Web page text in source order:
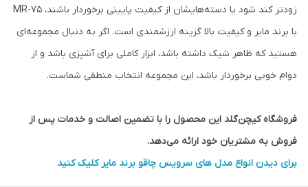
زودتر کند شود یا دسته‌هایشان از کیفیت پایینی برخوردار باشند، MR-75
با برند مایر و کیفیت بالا گزینه ارزشمندی است. اگر به دنبال مجموعه‌ای
هستید که ظاهر شیک داشته باشد، ابزار کاملی برای آشپزی باشد و از
دوام خوبی برخوردار باشد، این مجموعه انتخاب منطقی شماست.
فروشگاه کیچن‌گلد این محصول را با تضمین اصالت و خدمات پس از
فروش به مشتریان خود ارائه می‌دهد.
برای دیدن انواع مدل های سرویس چاقو برند مایر کلیک کنید